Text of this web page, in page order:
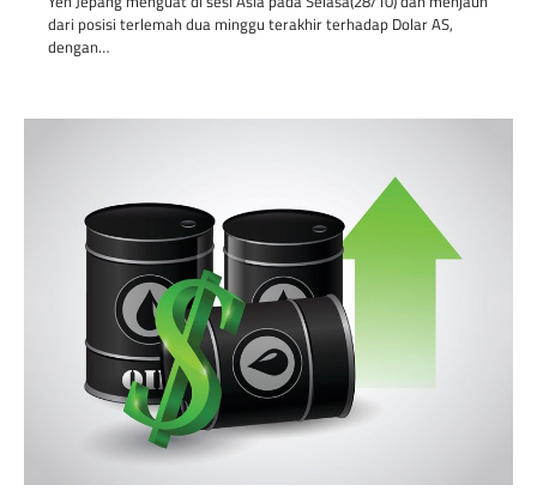
dari posisi terlemah dua minggu terakhir terhadap Dolar AS,
dengan…